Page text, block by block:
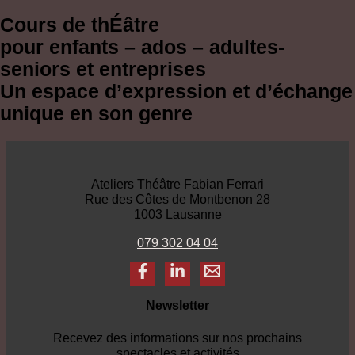
Cours de thÉâtre
pour enfants – ados – adultes-
seniors et entreprises
Un espace d’expression et d’échange
unique en son genre
Ateliers Théâtre Fabian Ferrari
Rue des Côtes de Montbenon 28
1003 Lausanne
079 302 04 04
Newsletter
Recevez des informations sur nos prochains